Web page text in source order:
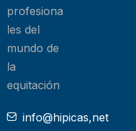
profesiona
les del
mundo de
la
equitación
info@hipicas,net